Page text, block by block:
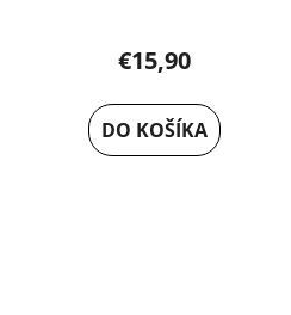
€15,90
DO KOŠÍKA